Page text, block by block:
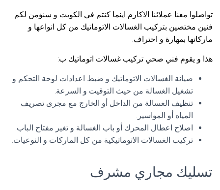
تواصلوا معنا عملائنا الاكارم اينما كنتم في الكويت و سنؤمن لكم
فنين مختصين بتركيب الغسالات الاتوماتيك من كل انواعها و
ماركاتها بمهارة و احتراف.
هذا و يقوم فني صحي تركيب غسالات اتوماتيك ب:
صيانة الغسالات الاتوماتيك و ضبط اعدادات لوحة التحكم و
تشغيل الغسالة من حيث التوقيت و السرعة.
تنظيف الغسالة من الداخل أو الخارج مع مجرى تصريف
المياه أو المواسير.
اصلاح اعطال المحرك أو باب الغسالة و تغير مفتاح الباب.
تركيب الغسالات الاتوماتيكية من كل الماركات و النوعيات.
تسليك مجاري مشرف